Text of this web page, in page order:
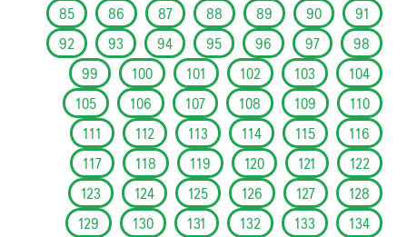
85
86 87 88 89 90
91
92
93 94 95 96 97
98
99
100 101 102 103
104
105
106 107 108 109
110
111
112 113 114 115
116
117
118 119 120 121
122
123
124 125 126 127
128
129
130 131 132 133
134